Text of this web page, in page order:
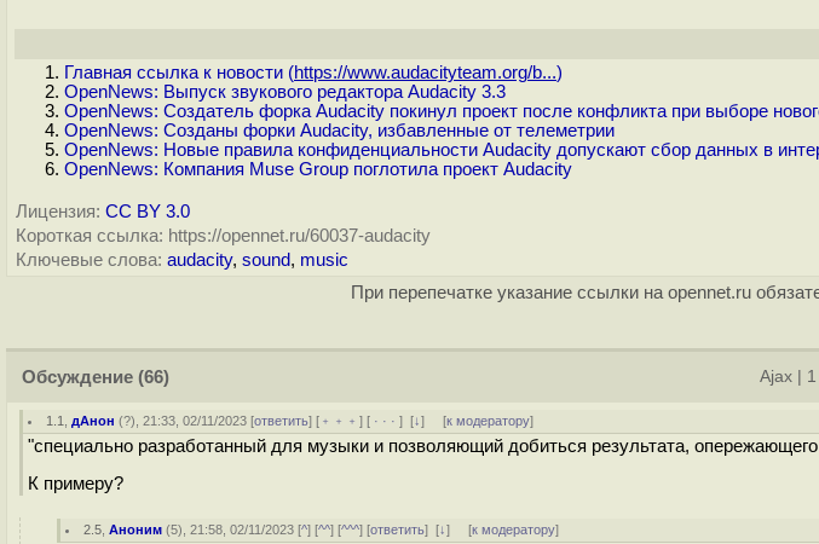
Главная ссылка к новости (https://www.audacityteam.org/b...)
OpenNews: Выпуск звукового редактора Audacity 3.3
OpenNews: Создатель форка Audacity покинул проект после конфликта при выборе
OpenNews: Созданы форки Audacity, избавленные от телеметрии
OpenNews: Новые правила конфиденциальности Audacity допускают сбор данных в
OpenNews: Компания Muse Group поглотила проект Audacity
Лицензия: CC BY 3.0
Короткая ссылка: https://opennet.ru/60037-audacity
Ключевые слова: audacity, sound, music
При перепечатке указание ссылки на opennet.ru
Обсуждение (66) Ajax
1.1 дАнон (?), 21:33, 02/11/2023 [ответить] [ ﹢﹢﹢] [ · · ·][↓] [к модератору]
"специально разработанный для музыки и позволяющий добиться результата,
К примеру?
2.5 ,Аноним (5), 21:58, 02/11/2023 [^] [^^] [^^^] [ответить][↓] [к модератору]